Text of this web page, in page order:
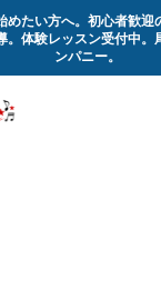
めたい方へ。初心者歓迎
。体験レッスン受付中。
ンパニー。